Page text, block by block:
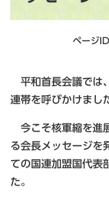
ページ
平和首長会議では
連帯を呼びかけまし
今こそ核軍縮を進
る会長メッセージを
ての国連加盟国代表
た。